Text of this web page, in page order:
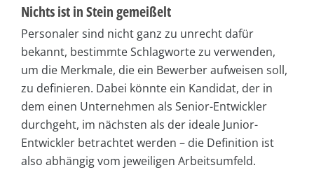
Nichts ist in Stein gemeißelt
Personaler sind nicht ganz zu unrecht dafür
bekannt, bestimmte Schlagworte zu verwenden,
um die Merkmale, die ein Bewerber aufweisen soll,
zu definieren. Dabei könnte ein Kandidat, der in
dem einen Unternehmen als Senior-Entwickler
durchgeht, im nächsten als der ideale Junior-
Entwickler betrachtet werden – die Definition ist
also abhängig vom jeweiligen Arbeitsumfeld.